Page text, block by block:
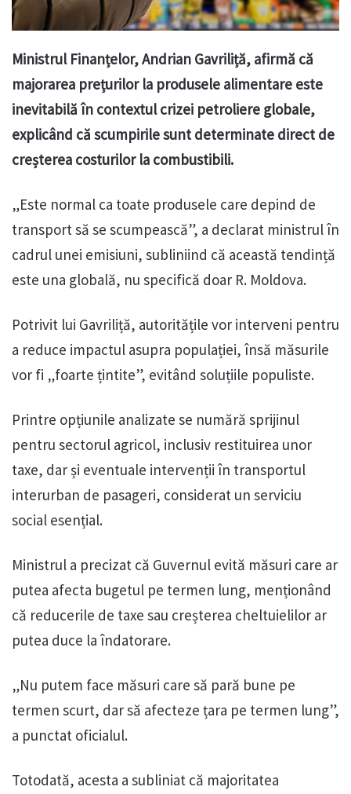
Ministrul Finanțelor, Andrian Gavriliță, afirmă că
majorarea prețurilor la produsele alimentare este
inevitabilă în contextul crizei petroliere globale,
explicând că scumpirile sunt determinate direct de
creșterea costurilor la combustibili.
„Este normal ca toate produsele care depind de
transport să se scumpească”, a declarat ministrul în
cadrul unei emisiuni, subliniind că această tendință
este una globală, nu specifică doar R. Moldova.
Potrivit lui Gavriliță, autoritățile vor interveni pentru
a reduce impactul asupra populației, însă măsurile
vor fi „foarte țintite”, evitând soluțiile populiste.
Printre opțiunile analizate se numără sprijinul
pentru sectorul agricol, inclusiv restituirea unor
taxe, dar și eventuale intervenții în transportul
interurban de pasageri, considerat un serviciu
social esențial.
Ministrul a precizat că Guvernul evită măsuri care ar
putea afecta bugetul pe termen lung, menționând
că reducerile de taxe sau creșterea cheltuielilor ar
putea duce la îndatorare.
„Nu putem face măsuri care să pară bune pe
termen scurt, dar să afecteze țara pe termen lung”,
a punctat oficialul.
Totodată, acesta a subliniat că majoritatea